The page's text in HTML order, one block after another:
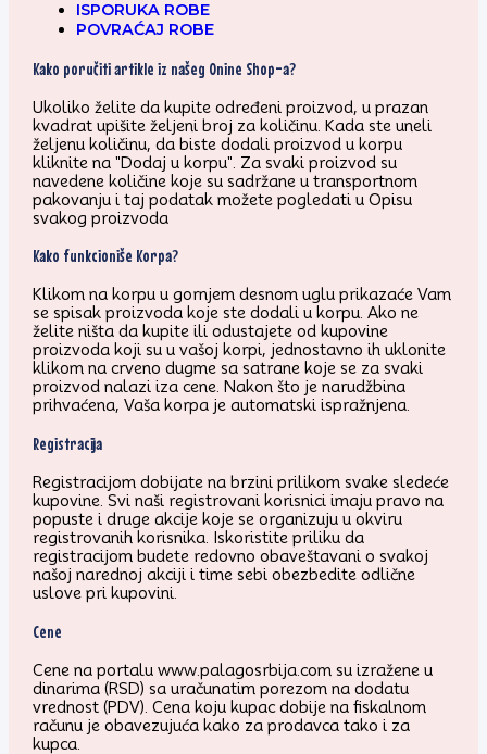
ISPORUKA ROBE
POVRAĆAJ ROBE
Kako poručiti artikle iz našeg Onine Shop-a?
Ukoliko želite da kupite određeni proizvod, u prazan
kvadrat upišite željeni broj za količinu. Kada ste uneli
željenu količinu, da biste dodali proizvod u korpu
kliknite na "Dodaj u korpu". Za svaki proizvod su
navedene količine koje su sadržane u transportnom
pakovanju i taj podatak možete pogledati u Opisu
svakog proizvoda
Kako funkcioniše Korpa?
Klikom na korpu u gornjem desnom uglu prikazaće Vam
se spisak proizvoda koje ste dodali u korpu. Ako ne
želite ništa da kupite ili odustajete od kupovine
proizvoda koji su u vašoj korpi, jednostavno ih uklonite
klikom na crveno dugme sa satrane koje se za svaki
proizvod nalazi iza cene. Nakon što je narudžbina
prihvaćena, Vaša korpa je automatski ispražnjena.
Registracija
Registracijom dobijate na brzini prilikom svake sledeće
kupovine. Svi naši registrovani korisnici imaju pravo na
popuste i druge akcije koje se organizuju u okviru
registrovanih korisnika. Iskoristite priliku da
registracijom budete redovno obaveštavani o svakoj
našoj narednoj akciji i time sebi obezbedite odlične
uslove pri kupovini.
Cene
Cene na portalu www.palagosrbija.com su izražene u
dinarima (RSD) sa uračunatim porezom na dodatu
vrednost (PDV). Cena koju kupac dobije na fiskalnom
računu je obavezujuća kako za prodavca tako i za
kupca.